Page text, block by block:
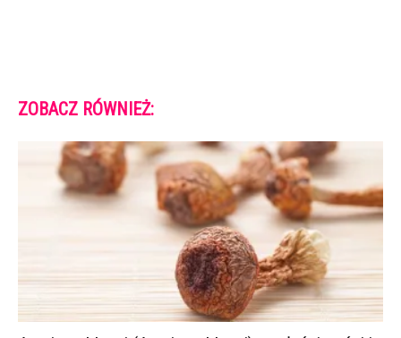
ZOBACZ RÓWNIEŻ: